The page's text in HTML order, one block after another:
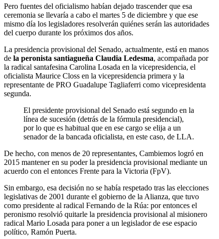
Pero fuentes del oficialismo habían dejado trascender que esa
ceremonia se llevaría a cabo el martes 5 de diciembre y que ese
mismo día los legisladores resolverán quiénes serán las autoridades
del cuerpo durante los próximos dos años.
La presidencia provisional del Senado, actualmente, está en manos
de la peronista santiagueña Claudia Ledesma, acompañada por
la radical santafesina Carolina Losada en la vicepresidencia, el
oficialista Maurice Closs en la vicepresidencia primera y la
representante de PRO Guadalupe Tagliaferri como vicepresidenta
segunda.
El presidente provisional del Senado está segundo en la
línea de sucesión (detrás de la fórmula presidencial),
por lo que es habitual que en ese cargo se elija a un
senador de la bancada oficialista, en este caso, de LLA.
De hecho, con menos de 20 representantes, Cambiemos logró en
2015 mantener en su poder la presidencia provisional mediante un
acuerdo con el entonces Frente para la Victoria (FpV).
Sin embargo, esa decisión no se había respetado tras las elecciones
legislativas de 2001 durante el gobierno de la Alianza, que tuvo
como presidente al radical Fernando de la Rúa: por entonces el
peronismo resolvió quitarle la presidencia provisional al misionero
radical Mario Losada para poner a un legislador de ese espacio
político, Ramón Puerta.